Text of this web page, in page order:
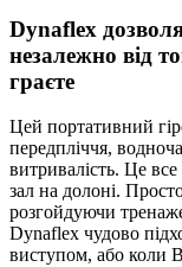
Dynaflex
незалежно від
граєте
Цей портативний
передпліччя,
витривалість. Це
зал на долоні.
розгойдуючи
Dynaflex чудово
виступом, або коли